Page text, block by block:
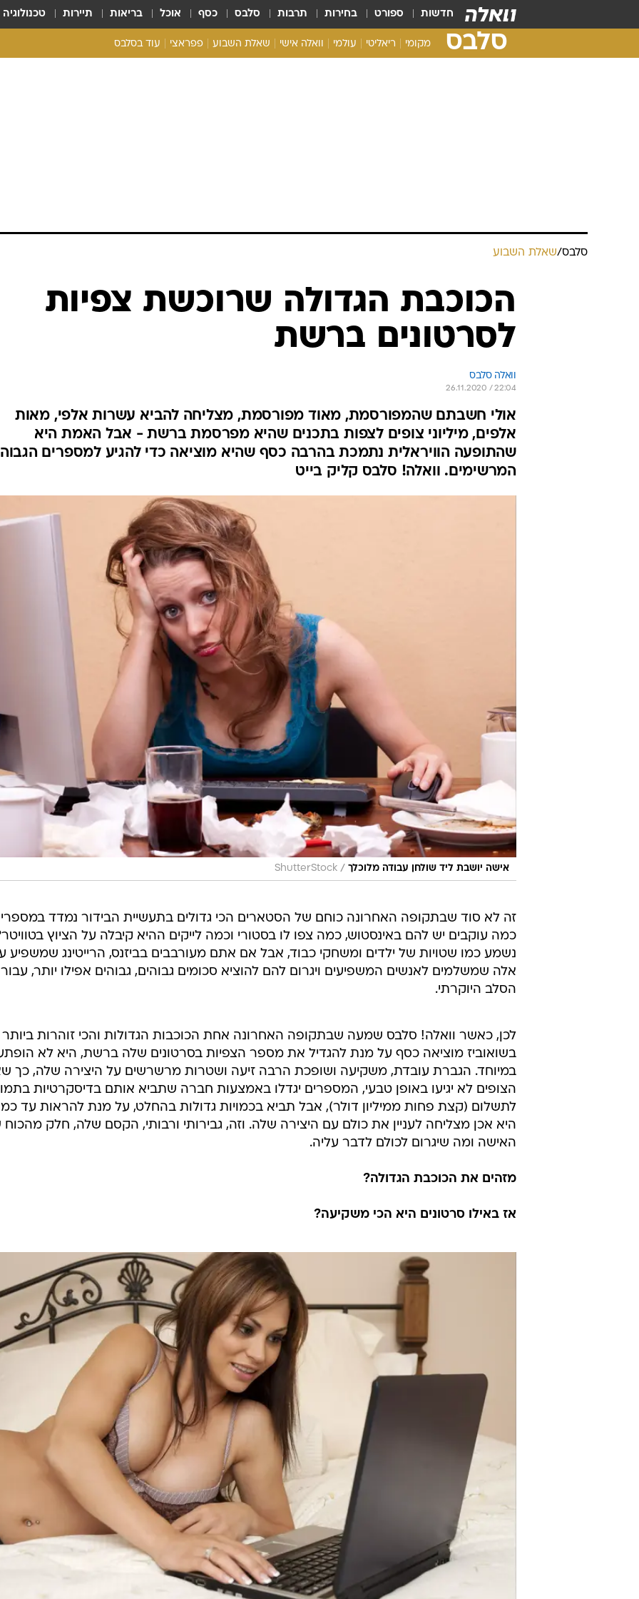
חדשות ספורט בחירות תרבות סלבס כסף אוכל בריאות תיירות טכנולוגיה
סלבס מקומי ריאליטי עולמי וואלה אישי שאלת השבוע פפראצי עוד בסלבס
סלבס/שאלת השבוע
הכוכבת הגדולה שרוכשת צפיות
לסרטונים ברשת
וואלה סלבס
26.11.2020 / 22:04
אולי חשבתם שהמפורסמת, מאוד מפורסמת, מצליחה להביא עשרות אלפי, מאות
אלפים, מיליוני צופים לצפות בתכנים שהיא מפרסמת ברשת - אבל האמת היא
שהתופעה הוויראלית נתמכת בהרבה כסף שהיא מוציאה כדי להגיע למספרים
המרשימים. וואלה! סלבס קליק בייט
אישה יושבת ליד שולחן עבודה מלוכלך /
ShutterStock
זה לא סוד שבתקופה האחרונה כוחם של הסטארים הכי גדולים בתעשיית הבידור נמדד
כמה עוקבים יש להם באינסטוש, כמה צפו לו בסטורי וכמה לייקים ההיא קיבלה על הציוץ
נשמע כמו שטויות של ילדים ומשחקי כבוד, אבל אם אתם מעורבבים בביזנס, הרייטינג שמשפיע
אלה שמשלמים לאנשים המשפיעים ויגרום להם להוציא סכומים גבוהים, גבוהים אפילו יותר, עבור
הסלב היוקרתי.
לכן, כאשר וואלה! סלבס שמעה שבתקופה האחרונה אחת הכוכבות הגדולות והכי זוהרות ביותר
בשואוביז מוציאה כסף על מנת להגדיל את מספר הצפיות בסרטונים שלה ברשת, היא לא
במיוחד. הגברת עובדת, משקיעה ושופכת הרבה זיעה ושטרות מרשרשים על היצירה שלה, כך
הצופים לא יגיעו באופן טבעי, המספרים יגדלו באמצעות חברה שתביא אותם בדיסקרטיות
לתשלום (קצת פחות ממיליון דולר), אבל תביא בכמויות גדולות בהחלט, על מנת להראות עד
היא אכן מצליחה לעניין את כולם עם היצירה שלה. וזה, גבירותי ורבותי, הקסם שלה, חלק
האישה ומה שיגרום לכולם לדבר עליה.
מזהים את הכוכבת הגדולה?
אז באילו סרטונים היא הכי משקיעה?